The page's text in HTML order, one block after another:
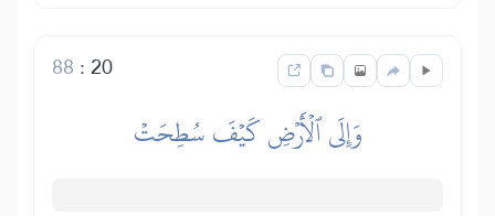
20
:
88
وَإِلَى ٱلۡأَرۡضِ كَيۡفَ سُطِحَتۡ